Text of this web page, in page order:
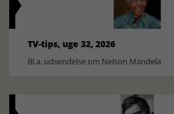
TV-tips, uge 32, 2026
Bl.a. udsendelse om Nelson Mandela